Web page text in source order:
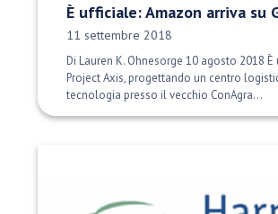
È ufficiale: Amazon arriva su
Data di pubblicazione:
11 settembre 2018
Di Lauren K. Ohnesorge 10 agosto 2018
Project Axis, progettando un centro
tecnologia presso il vecchio ConAgra...